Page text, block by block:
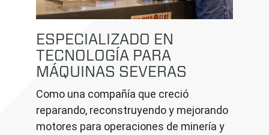
ESPECIALIZADO EN
TECNOLOGÍA PARA
MÁQUINAS SEVERAS
Como una compañía que creció
reparando, reconstruyendo y mejorando
motores para operaciones de minería y